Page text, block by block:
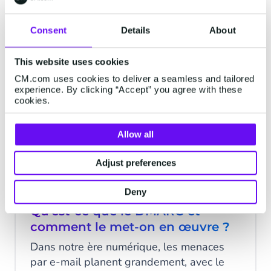
Consent Details About
This website uses cookies
CM.com uses cookies to deliver a seamless and tailored
experience. By clicking “Accept” you agree with these
cookies.
Allow all
Adjust preferences
Deny
grande échelle, il est crucial de bloquer le
trafic frauduleux sans pénaliser vos vrais
voulez pas payer pour des messages
fictifs. La solution ? La protection statique
et dynamique.
5 minutes read Jan 29, 2026
SECURITY
Qu'est-ce que le DMARC et
comment le met-on en œuvre ?
Dans notre ère numérique, les menaces
par e-mail planent grandement, avec le